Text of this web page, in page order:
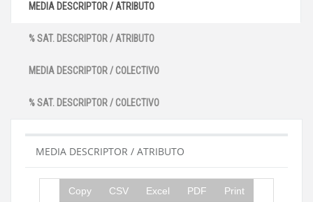
MEDIA DESCRIPTOR / ATRIBUTO
% SAT. DESCRIPTOR / ATRIBUTO
MEDIA DESCRIPTOR / COLECTIVO
% SAT. DESCRIPTOR / COLECTIVO
MEDIA DESCRIPTOR / ATRIBUTO
Copy CSV Excel PDF Print